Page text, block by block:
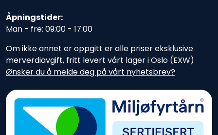
Åpningstider:
Man - fre: 09:00 - 17:00
Om ikke annet er oppgitt er alle priser eksklusive
merverdiavgift, fritt levert vårt lager i Oslo (EXW)
Ønsker du å melde deg på vårt nyhetsbrev?